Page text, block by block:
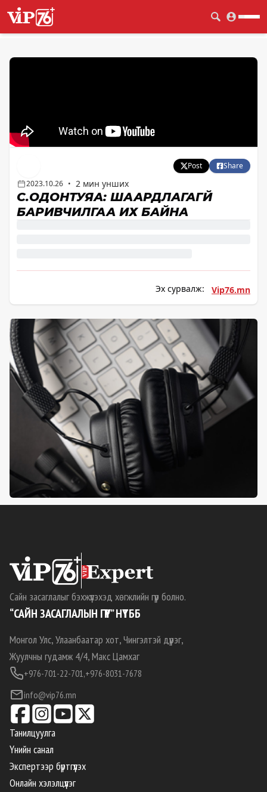
Post
Share
2023.10.26 • 2 мин унших
С.ОДОНТУЯА: ШААРДЛАГАГҮЙ
БАРИВЧИЛГАА ИХ БАЙНА
Эх сурвалж: Vip76.mn
Сайн засаглалыг бэхжүүлэхэд хөгжлийн гүүр болно.
“САЙН ЗАСАГЛАЛЫН ГҮҮР” НҮТББ
Монгол Улс, Улаанбаатар хот, Чингэлтэй дүүрэг,
Жуулчны гудамж 4/4, Макс Цамхаг
+976-701-22-701,+976-8031-7678
info@vip76.mn
Танилцуулга
Үнийн санал
Экспертээр бүртгүүлэх
Онлайн хэлэлцүүлэг